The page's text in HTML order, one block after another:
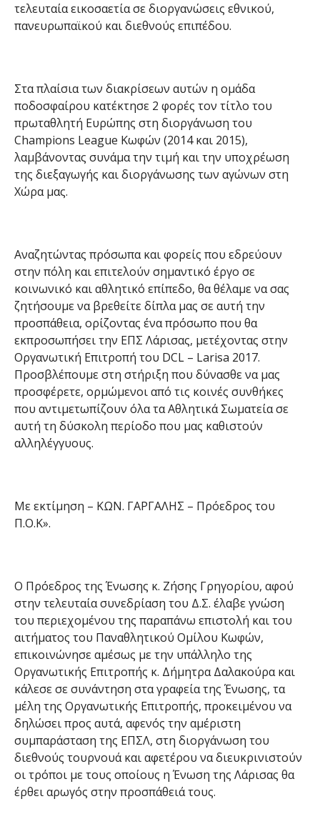
τελευταία εικοσαετία σε διοργανώσεις εθνικού,
πανευρωπαϊκού και διεθνούς επιπέδου.
Στα πλαίσια των διακρίσεων αυτών η ομάδα
ποδοσφαίρου κατέκτησε 2 φορές τον τίτλο του
πρωταθλητή Ευρώπης στη διοργάνωση του
Champions League Κωφών (2014 και 2015),
λαμβάνοντας συνάμα την τιμή και την υποχρέωση
της διεξαγωγής και διοργάνωσης των αγώνων στη
Χώρα μας.
Αναζητώντας πρόσωπα και φορείς που εδρεύουν
στην πόλη και επιτελούν σημαντικό έργο σε
κοινωνικό και αθλητικό επίπεδο, θα θέλαμε να σας
ζητήσουμε να βρεθείτε δίπλα μας σε αυτή την
προσπάθεια, ορίζοντας ένα πρόσωπο που θα
εκπροσωπήσει την ΕΠΣ Λάρισας, μετέχοντας στην
Οργανωτική Επιτροπή του DCL – Larisa 2017.
Προσβλέπουμε στη στήριξη που δύνασθε να μας
προσφέρετε, ορμώμενοι από τις κοινές συνθήκες
που αντιμετωπίζουν όλα τα Αθλητικά Σωματεία σε
αυτή τη δύσκολη περίοδο που μας καθιστούν
αλληλέγγυους.
Με εκτίμηση – ΚΩΝ. ΓΑΡΓΑΛΗΣ – Πρόεδρος του
Π.Ο.Κ».
Ο Πρόεδρος της Ένωσης κ. Ζήσης Γρηγορίου, αφού
στην τελευταία συνεδρίαση του Δ.Σ. έλαβε γνώση
του περιεχομένου της παραπάνω επιστολή και του
αιτήματος του Παναθλητικού Ομίλου Κωφών,
επικοινώνησε αμέσως με την υπάλληλο της
Οργανωτικής Επιτροπής κ. Δήμητρα Δαλακούρα και
κάλεσε σε συνάντηση στα γραφεία της Ένωσης, τα
μέλη της Οργανωτικής Επιτροπής, προκειμένου να
δηλώσει προς αυτά, αφενός την αμέριστη
συμπαράσταση της ΕΠΣΛ, στη διοργάνωση του
διεθνούς τουρνουά και αφετέρου να διευκρινιστούν
οι τρόποι με τους οποίους η Ένωση της Λάρισας θα
έρθει αρωγός στην προσπάθειά τους.